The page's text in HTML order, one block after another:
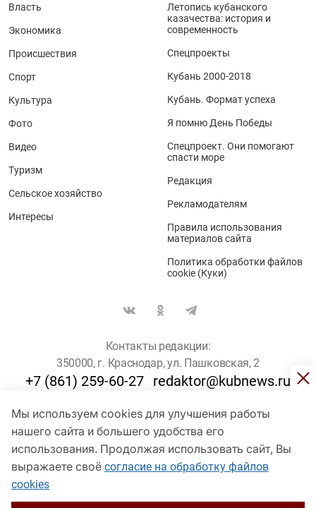
Мы используем cookies для улучшения работы
нашего сайта и большего удобства его
использования. Продолжая использовать сайт, Вы
выражаете своё согласие на обработку файлов
cookies
Власть
Экономика
Происшествия
Спорт
Культура
Фото
Видео
Туризм
Сельское хозяйство
Интересы
Летопись кубанского
казачества: история и
современность
Спецпроекты
Кубань 2000-2018
Кубань. Формат успеха
Я помню День Победы
Спецпроект. Они помогают
спасти море
Редакция
Рекламодателям
Правила использования
материалов сайта
Политика обработки файлов
cookie (Куки)
Контакты редакции:
350000, г. Краснодар, ул. Пашковская, 2
+7 (861) 259-60-27 redaktor@kubnews.ru
Для пользователей старше 16 лет
© Кубанские Новости, 2017
Сетевое издание «kubnews» зарегистрировано Федеральной
службой по надзору в сфере связи, информационных технологий
и массовых коммуникаций (Роскомнадзор). Регистрационный